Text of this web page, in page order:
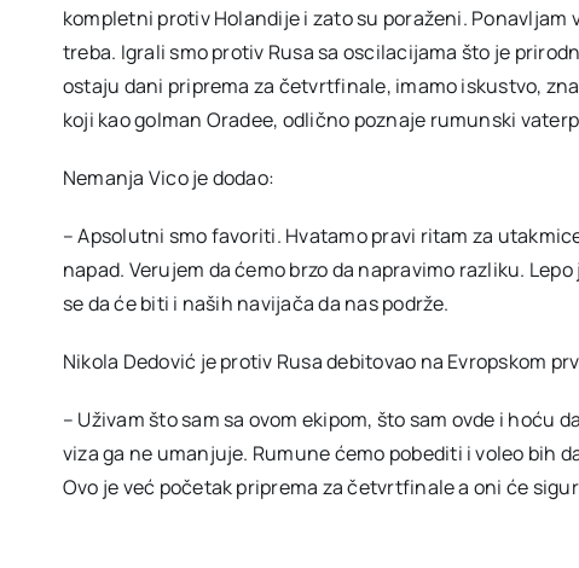
kompletni protiv Holandije i zato su poraženi.
treba. Igrali smo protiv Rusa sa oscilacijama što je
ostaju dani priprema za četvrtfinale, imamo iskustvo,
koji kao golman Oradee, odlično poznaje rumunski
Nemanja Vico je dodao:
– Apsolutni smo favoriti. Hvatamo pravi ritam za
napad. Verujem da ćemo brzo da napravimo razliku.
se da će biti i naših navijača da nas podrže.
Nikola Dedović je protiv Rusa debitovao na Evropskom
– Uživam što sam sa ovom ekipom, što sam ovde i hoću
viza ga ne umanjuje. Rumune ćemo pobediti i voleo bih
Ovo je već početak priprema za četvrtfinale a oni će